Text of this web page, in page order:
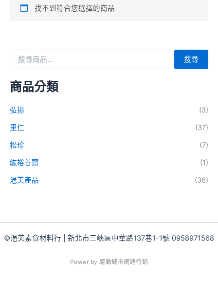
找不到符合您選擇的商品
搜尋
商品分類
弘揚
(3)
里仁
(37)
松珍
(7)
紘裕善齋
(1)
浥美產品
(36)
©浥美素食材料行 | 新北市三峽區中華路137巷1-1號 0958971568
Power by 驅動城市網路行銷